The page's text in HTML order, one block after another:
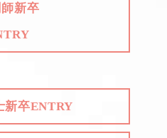
新卒
新卒ENTRY